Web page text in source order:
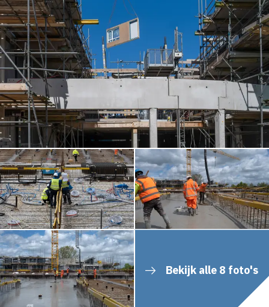
Bekijk alle 8 foto's